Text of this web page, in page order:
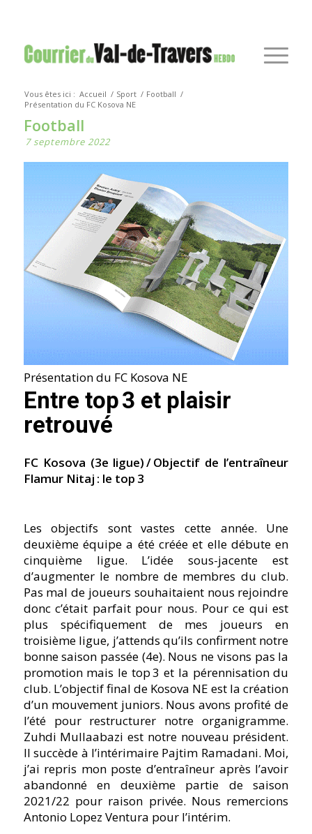
Vous êtes ici : Accueil / Sport / Football /
Présentation du FC Kosova NE
Football
7 septembre 2022
Présentation du FC Kosova NE
Entre top 3 et plaisir
retrouvé
FC Kosova (3e ligue) / Objectif de lʼentraîneur
Flamur Nitaj : le top 3
Les objectifs sont vastes cette année. Une
deuxième équipe a été créée et elle débute en
cinquième ligue. Lʼidée sous-jacente est
dʼaugmenter le nombre de membres du club.
Pas mal de joueurs souhaitaient nous rejoindre
donc cʼétait parfait pour nous. Pour ce qui est
plus spécifiquement de mes joueurs en
troisième ligue, jʼattends quʼils confirment notre
bonne saison passée (4e). Nous ne visons pas la
promotion mais le top 3 et la pérennisation du
club. Lʼobjectif final de Kosova NE est la création
dʼun mouvement juniors. Nous avons profité de
lʼété pour restructurer notre organigramme.
Zuhdi Mullaabazi est notre nouveau président.
Il succède à lʼintérimaire Pajtim Ramadani. Moi,
jʼai repris mon poste dʼentraîneur après lʼavoir
abandonné en deuxième partie de saison
2021/22 pour raison privée. Nous remercions
Antonio Lopez Ventura pour lʼintérim.